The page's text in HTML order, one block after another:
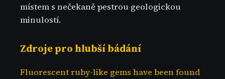
místem s nečekaně pestrou geologickou
minulostí.
Zdroje pro hlubší bádání
Fluorescent ruby-like gems have been found